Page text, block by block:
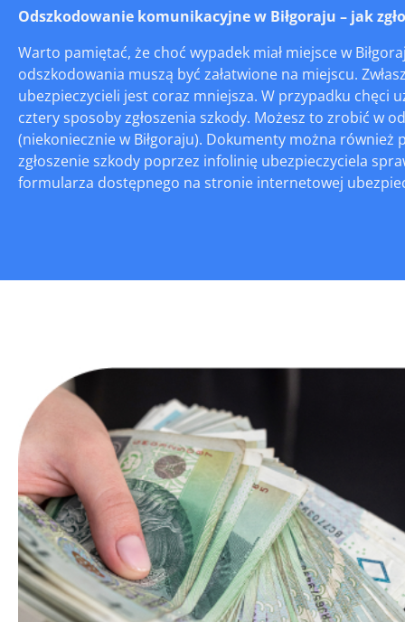
Odszkodowanie komunikacyjne w Biłgoraju – jak
Warto pamiętać, że choć wypadek miał miejsce w
odszkodowania muszą być załatwione na miejscu.
ubezpieczycieli jest coraz mniejsza. W przypadku chęci
cztery sposoby zgłoszenia szkody. Możesz to zrobić w
(niekoniecznie w Biłgoraju). Dokumenty można
zgłoszenie szkody poprzez infolinię ubezpieczyciela
formularza dostępnego na stronie internetowej